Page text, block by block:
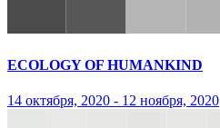
ECOLOGY OF HUMANKIND
14 октября, 2020 - 12 ноября, 2020